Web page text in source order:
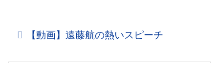
【動画】遠藤航の熱いスピーチ